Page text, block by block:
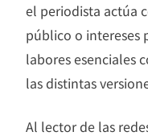
el periodista actúa
público o intereses
labores esenciales
las distintas
Al lector de las